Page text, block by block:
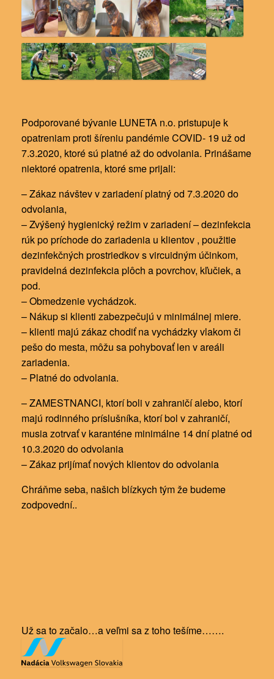
Podporované bývanie LUNETA n.o. pristupuje k
opatreniam proti šíreniu pandémie COVID- 19 už od
7.3.2020, ktoré sú platné až do odvolania. Prinášame
niektoré opatrenia, ktoré sme prijali:
– Zákaz návštev v zariadení platný od 7.3.2020 do
odvolania,
– Zvýšený hygienický režim v zariadení – dezinfekcia
rúk po príchode do zariadenia u klientov , použitie
dezinfekčných prostriedkov s vircuidným účinkom,
pravidelná dezinfekcia plôch a povrchov, kľučiek, a
pod.
– Obmedzenievychádzok.
– Nákup si klienti zabezpečujú v minimálnej miere.
– klienti majú zákaz chodiť na vychádzky vlakom či
pešo do mesta, môžu sa pohybovať len v areáli
zariadenia.
– Platné do odvolania.
– ZAMESTNANCI, ktorí boli v zahraničí alebo, ktorí
majú rodinného príslušníka, ktorí bol v zahraničí,
musia zotrvať v karanténe minimálne 14 dní platné od
10.3.2020 do odvolania
– Zákaz prijímať nových klientov do odvolania
Chráňme seba, našich blízkych tým že budeme
zodpovední..
Už sa to začalo…a veľmi sa z toho tešíme…….